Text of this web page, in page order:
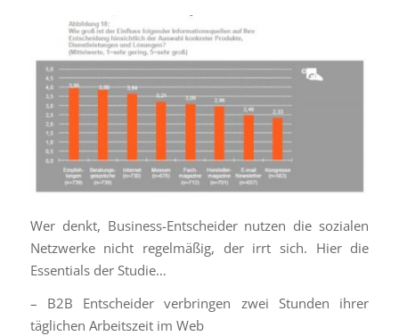
Wer denkt, Business-Entscheider nutzen die sozialen
Netzwerke nicht regelmäßig, der irrt sich. Hier die
Essentials der Studie…
– B2B Entscheider verbringen zwei Stunden ihrer
täglichen Arbeitszeit im Web